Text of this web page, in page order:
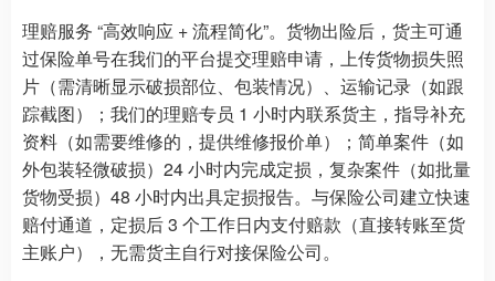
理赔服务 “高效响应 + 流程简化”。货物出险后，货主可通
过保险单号在我们的平台提交理赔申请，上传货物损失照
片（需清晰显示破损部位、包装情况）、运输记录（如跟
踪截图）；我们的理赔专员 1 小时内联系货主，指导补充
资料（如需要维修的，提供维修报价单）；简单案件（如
外包装轻微破损）24 小时内完成定损，复杂案件（如批量
货物受损）48 小时内出具定损报告。与保险公司建立快速
赔付通道，定损后 3 个工作日内支付赔款（直接转账至货
主账户），无需货主自行对接保险公司。